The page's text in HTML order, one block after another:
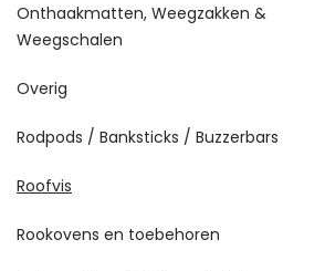
Onthaakmatten, Weegzakken &
Weegschalen
Overig
Rodpods / Banksticks / Buzzerbars
Roofvis
Rookovens en toebehoren